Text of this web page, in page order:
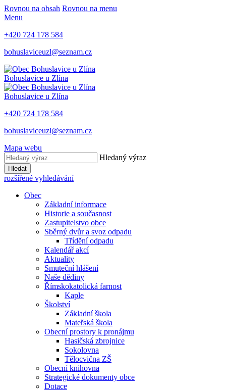
Rovnou na obsah Rovnou na menu
Menu
+420 724 178 584
bohuslaviceuzl@seznam.cz
Bohuslavice u Zlína
Bohuslavice u Zlína
+420 724 178 584
bohuslaviceuzl@seznam.cz
Mapa webu
Hledaný výraz
Hledat
rozšířené vyhledávání
Obec
Základní informace
Historie a současnost
Zastupitelstvo obce
Sběrný dvůr a svoz odpadu
Třídění odpadu
Kalendář akcí
Aktuality
Smuteční hlášení
Naše dědiny
Římskokatolická farnost
Kaple
Školství
Základní škola
Mateřská škola
Obecní prostory k pronájmu
Hasičská zbrojnice
Sokolovna
Tělocvična ZŠ
Obecní knihovna
Strategické dokumenty obce
Dotace